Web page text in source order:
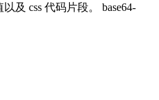
及 css 代码片段。 base64-